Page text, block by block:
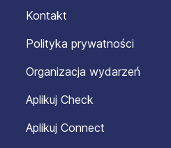
Kontakt
Polityka prywatności
Organizacja wydarzeń
Aplikuj Check
Aplikuj Connect